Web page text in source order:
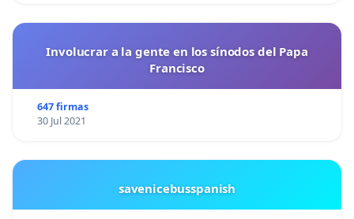
Involucrar a la gente en los sínodos del Papa
Francisco
647 firmas
30 Jul 2021
savenicebusspanish